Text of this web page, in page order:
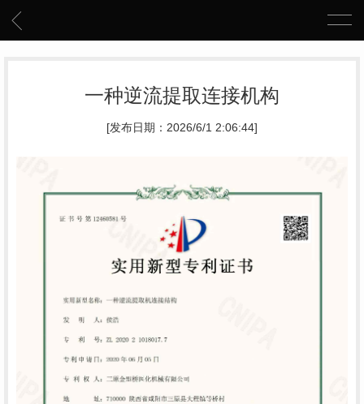
一种逆流提取连接机构
[发布日期：2026/6/1 2:06:44]